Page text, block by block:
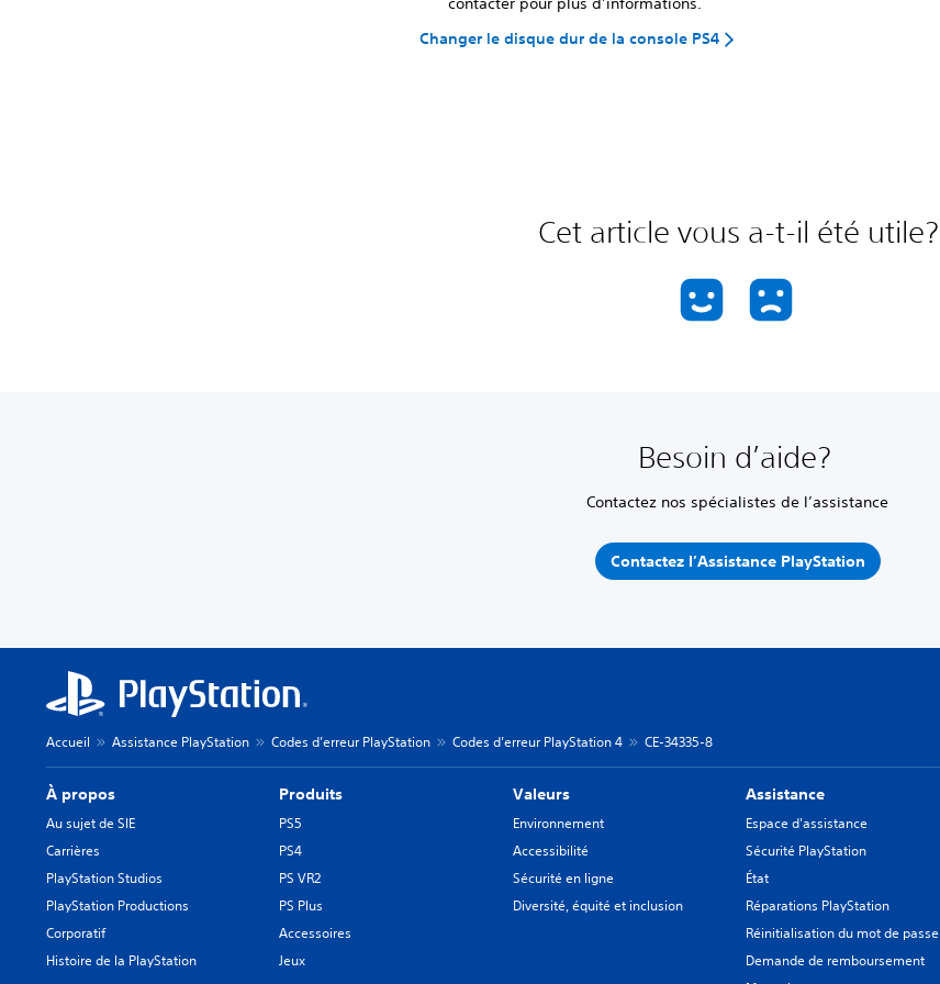
Changer le disque dur de la console PS4
Cet article vous a-t-il été utile?
Besoin d’aide?
Contactez nos spécialistes de l’assistance
Contactez l’Assistance PlayStation
Accueil Assistance PlayStation Codes d’erreur PlayStation Codes d’erreur PlayStation 4 CE-34335-8
À propos
Au sujet de SIE
Carrières
PlayStation Studios
PlayStation Productions
Corporatif
Histoire de la PlayStation
Produits
PS5
PS4
PS VR2
PS Plus
Accessoires
Jeux
Valeurs
Environnement
Accessibilité
Sécurité en ligne
Diversité, équité et inclusion
Assistance
Espace d'assistance
Sécurité PlayStation
État
Réparations PlayStation
Réinitialisation du mot de passe
Demande de remboursement